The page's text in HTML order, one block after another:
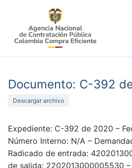
contenido
Documento: C-392
Descargar archivo
Expediente: C-392 de 2020 –
Número Interno: N/A –
Radicado de entrada:
de salida: 2202013000005530 –